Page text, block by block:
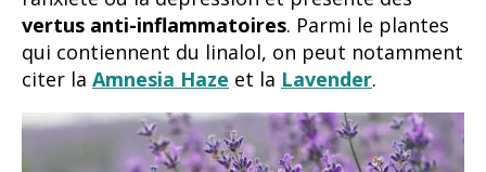
vertus anti-inflammatoires. Parmi le plantes
qui contiennent du linalol, on peut notamment
citer la Amnesia Haze et la Lavender.